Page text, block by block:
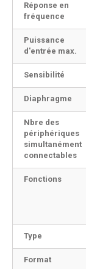
Réponse en
fréquence
Puissance
d'entrée max.
Sensibilité
Diaphragme
Nbre des
périphériques
simultanément
connectables
Fonctions
Type
Format